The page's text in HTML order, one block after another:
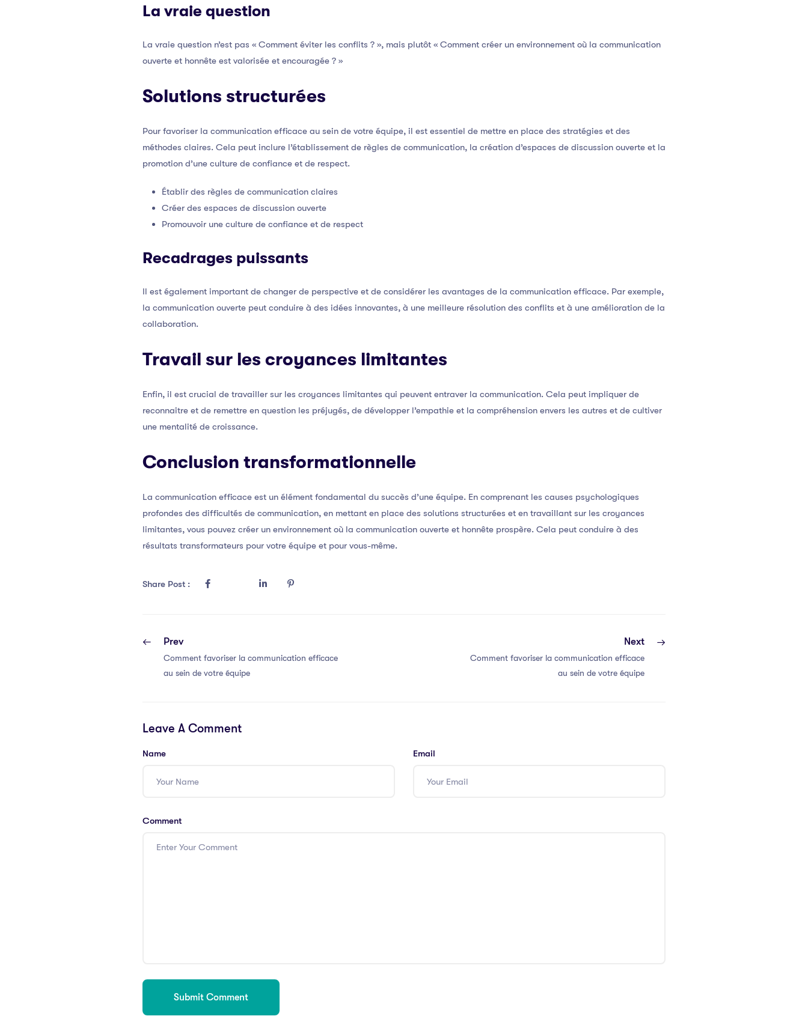
La vraie question
La vraie question n’est pas « Comment éviter les conflits ? », mais plutôt « Comment créer un environnement où la communication
ouverte et honnête est valorisée et encouragée ? »
Solutions structurées
Pour favoriser la communication efficace au sein de votre équipe, il est essentiel de mettre en place des stratégies et des
méthodes claires. Cela peut inclure l’établissement de règles de communication, la création d’espaces de discussion ouverte et la
promotion d’une culture de confiance et de respect.
Établir des règles de communication claires
Créer des espaces de discussion ouverte
Promouvoir une culture de confiance et de respect
Recadrages puissants
Il est également important de changer de perspective et de considérer les avantages de la communication efficace. Par exemple,
la communication ouverte peut conduire à des idées innovantes, à une meilleure résolution des conflits et à une amélioration de la
collaboration.
Travail sur les croyances limitantes
Enfin, il est crucial de travailler sur les croyances limitantes qui peuvent entraver la communication. Cela peut impliquer de
reconnaître et de remettre en question les préjugés, de développer l’empathie et la compréhension envers les autres et de cultiver
une mentalité de croissance.
Conclusion transformationnelle
La communication efficace est un élément fondamental du succès d’une équipe. En comprenant les causes psychologiques
profondes des difficultés de communication, en mettant en place des solutions structurées et en travaillant sur les croyances
limitantes, vous pouvez créer un environnement où la communication ouverte et honnête prospère. Cela peut conduire à des
résultats transformateurs pour votre équipe et pour vous-même.
Share Post :
Prev
Comment favoriser la communication efficace
au sein de votre équipe
Next
Comment favoriser la communication efficace
au sein de votre équipe
Leave A Comment
Name Email
Comment